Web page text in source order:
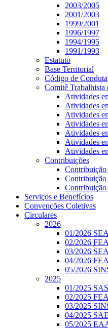
2003/2005
2001/2003
1999/2001
1996/1997
1994/1995
1991/1993
Estatuto
Base Territorial
Código de Conduta
Comitê Trabalhista
Atividades
Atividades
Atividades
Atividades
Atividades
Atividades
Atividades
Contribuições
Contribuição
Contribuição
Serviços e Benefícios
Convenções Coletivas
Circulares
2026
01/2026
02/2026
03/2026
04/2026
05/2026
2025
01/2025
02/2025
03/2025
04/2025
05/2025